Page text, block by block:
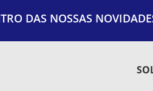
DAS NOSSAS